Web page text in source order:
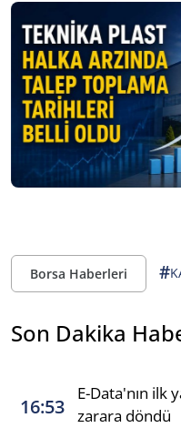
Borsa Haberleri #
Son Dakika
16:53
E-Data'nın ilk
zarara döndü